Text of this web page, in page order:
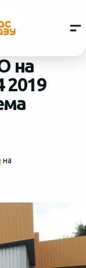
на
2019
на